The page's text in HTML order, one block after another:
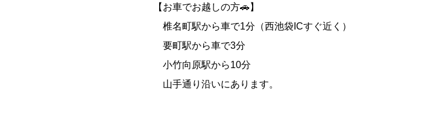
【お車でお越しの方🚗】
椎名町駅から車で1分（西池袋ICすぐ近く）
要町駅から車で3分
小竹向原駅から10分
山手通り沿いにあります。